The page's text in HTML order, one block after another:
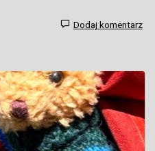
Dodaj komentarz